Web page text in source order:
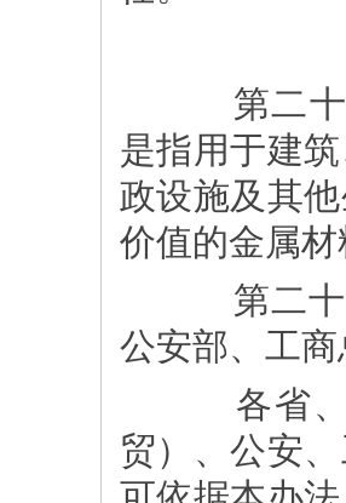
第二十
是指用于建
政设施及其
价值的金属
第二十
公安部、工
各省、
贸）、公安